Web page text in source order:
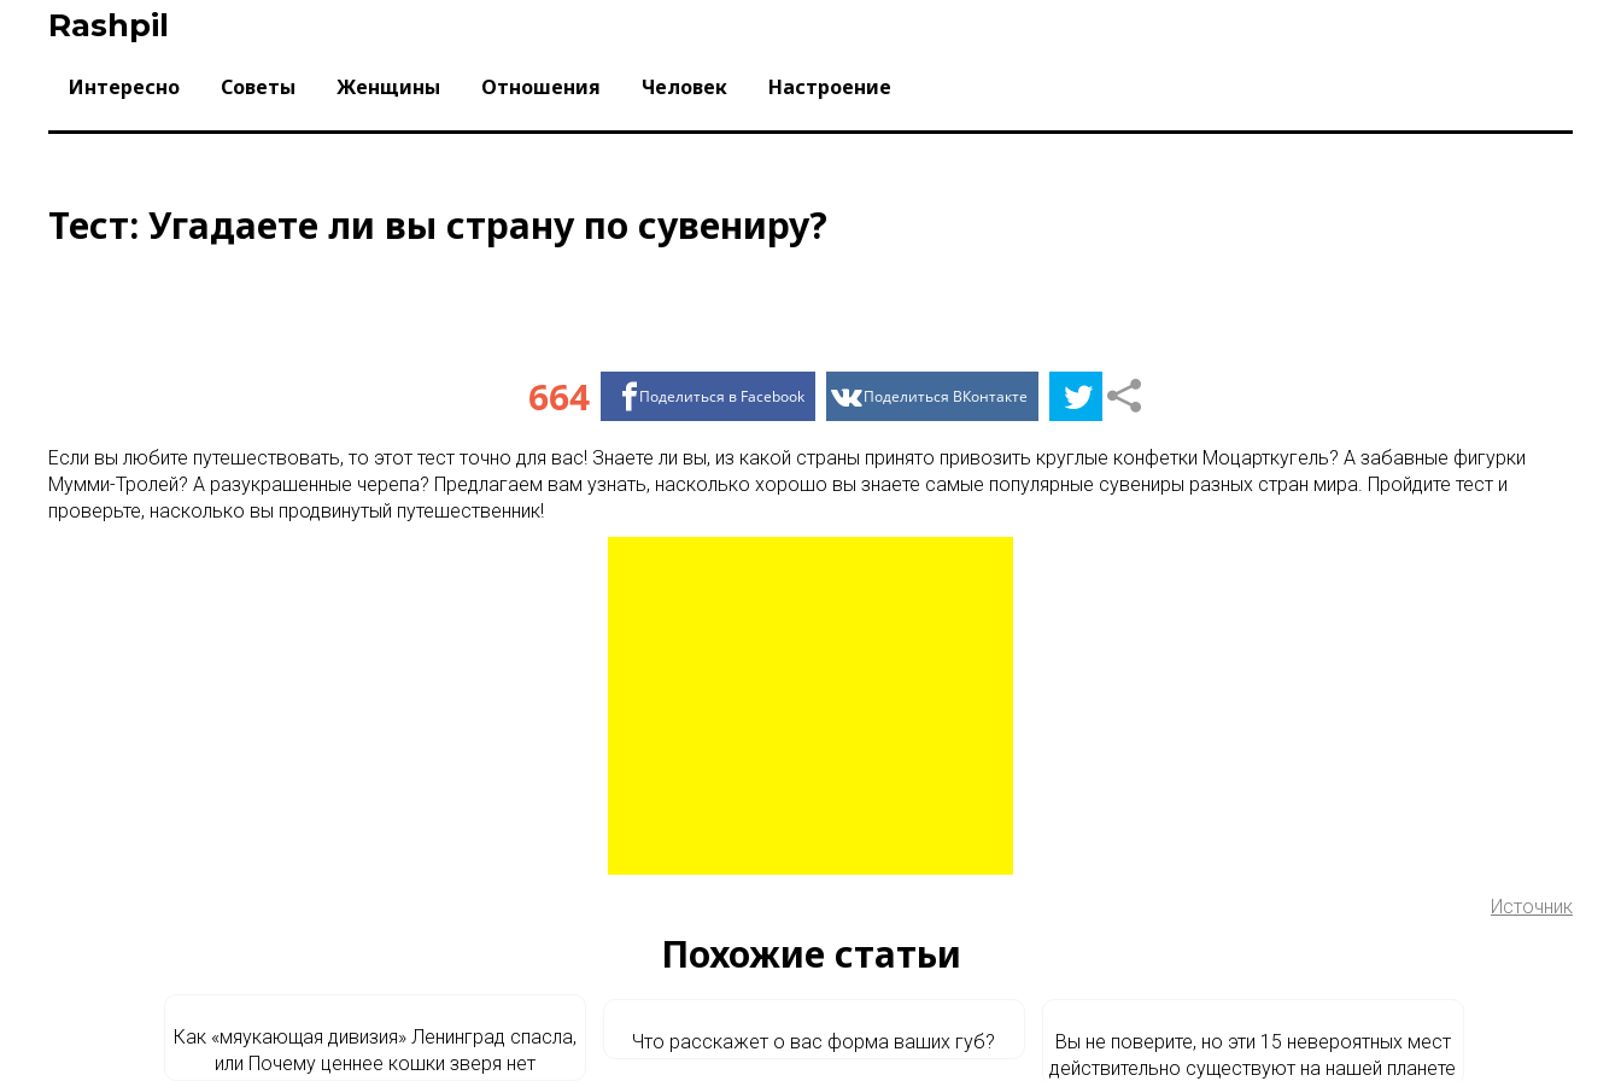
Rashpil
Интересно Советы Женщины Отношения Человек Настроение
Тест: Угадаете ли вы страну по сувениру?
664 Поделиться в Facebook Поделиться ВКонтакте
Если вы любите путешествовать, то этот тест точно для вас! Знаете ли вы, из какой страны принято привозить круглые конфетки Моцарткугель? А забавные фигурки
Мумми-Тролей? А разукрашенные черепа? Предлагаем вам узнать, насколько хорошо вы знаете самые популярные сувениры разных стран мира. Пройдите тест и
проверьте, насколько вы продвинутый путешественник!
Источник
Похожие статьи
Как «мяукающая дивизия» Ленинград спасла,
или Почему ценнее кошки зверя нет
Что расскажет о вас форма ваших губ?
Вы не поверите, но эти 15 невероятных мест
действительно существуют на нашей планете